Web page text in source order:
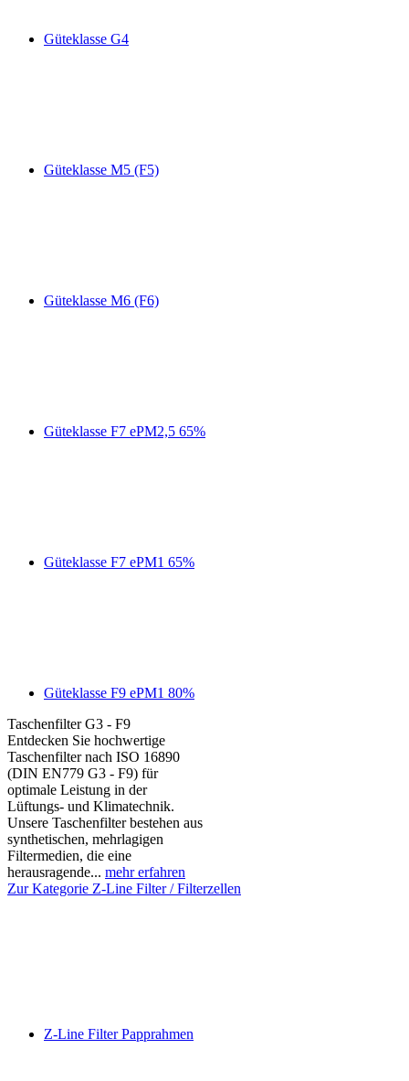
Güteklasse G4
Güteklasse M5 (F5)
Güteklasse M6 (F6)
Güteklasse F7 ePM2,5 65%
Güteklasse F7 ePM1 65%
Güteklasse F9 ePM1 80%
Taschenfilter G3 - F9
Entdecken Sie hochwertige
Taschenfilter nach ISO 16890
(DIN EN779 G3 - F9) für
optimale Leistung in der
Lüftungs- und Klimatechnik.
Unsere Taschenfilter bestehen aus
synthetischen, mehrlagigen
Filtermedien, die eine
herausragende... mehr erfahren
Zur Kategorie Z-Line Filter / Filterzellen
Z-Line Filter Papprahmen